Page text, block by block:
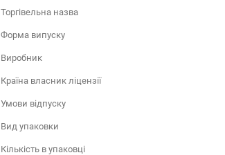
Торгівельна назва
Форма випуску
Виробник
Країна власник ліцензії
Умови відпуску
Вид упаковки
Кількість в упаковці